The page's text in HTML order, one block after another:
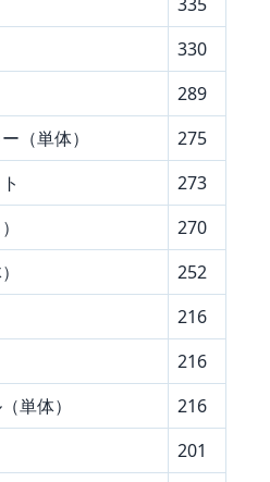
330
289
（単体）
275
273
270
252
216
216
単体）
216
201